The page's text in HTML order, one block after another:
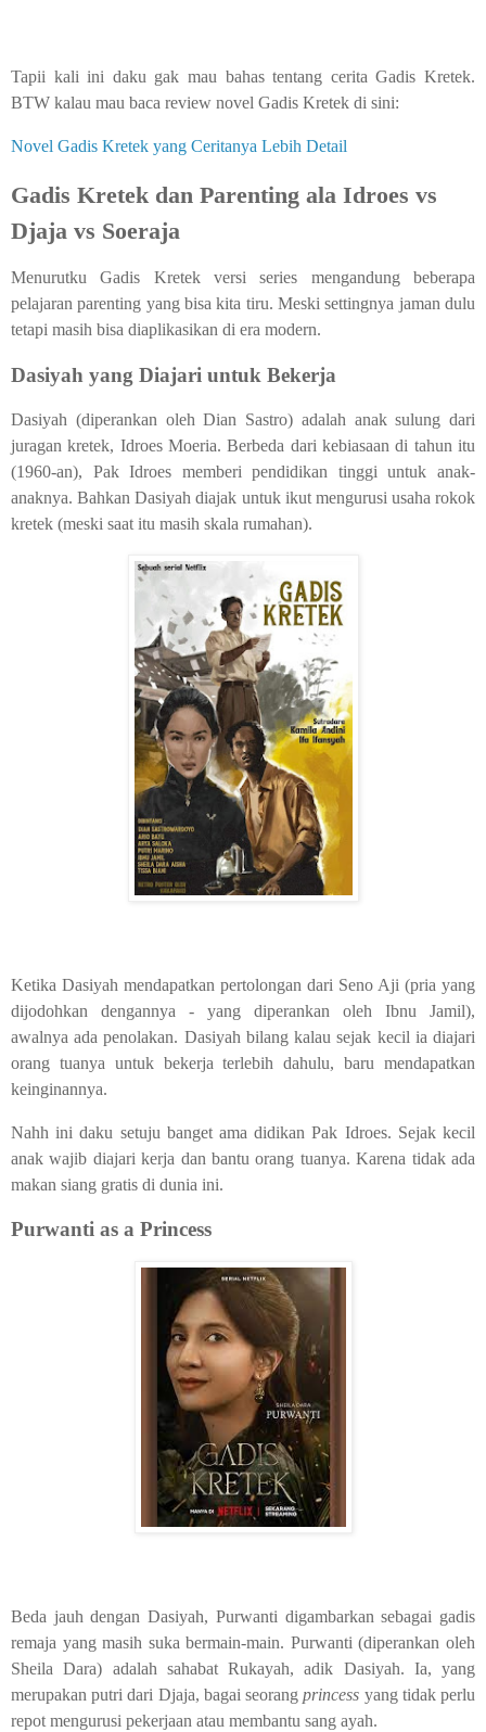
Tapii kali ini daku gak mau bahas tentang cerita Gadis Kretek.
BTW kalau mau baca review novel Gadis Kretek di sini:
Novel Gadis Kretek yang Ceritanya Lebih Detail
Gadis Kretek dan Parenting ala Idroes vs
Djaja vs Soeraja
Menurutku Gadis Kretek versi series mengandung beberapa
pelajaran parenting yang bisa kita tiru. Meski settingnya jaman dulu
tetapi masih bisa diaplikasikan di era modern.
Dasiyah yang Diajari untuk Bekerja
Dasiyah (diperankan oleh Dian Sastro) adalah anak sulung dari
juragan kretek, Idroes Moeria. Berbeda dari kebiasaan di tahun itu
(1960-an), Pak Idroes memberi pendidikan tinggi untuk anak-
anaknya. Bahkan Dasiyah diajak untuk ikut mengurusi usaha rokok
kretek (meski saat itu masih skala rumahan).
Ketika Dasiyah mendapatkan pertolongan dari Seno Aji (pria yang
dijodohkan dengannya - yang diperankan oleh Ibnu Jamil),
awalnya ada penolakan. Dasiyah bilang kalau sejak kecil ia diajari
orang tuanya untuk bekerja terlebih dahulu, baru mendapatkan
keinginannya.
Nahh ini daku setuju banget ama didikan Pak Idroes. Sejak kecil
anak wajib diajari kerja dan bantu orang tuanya. Karena tidak ada
makan siang gratis di dunia ini.
Purwanti as a Princess
Beda jauh dengan Dasiyah, Purwanti digambarkan sebagai gadis
remaja yang masih suka bermain-main. Purwanti (diperankan oleh
Sheila Dara) adalah sahabat Rukayah, adik Dasiyah. Ia, yang
merupakan putri dari Djaja, bagai seorangprincess yang tidak perlu
repot mengurusi pekerjaan atau membantu sang ayah.